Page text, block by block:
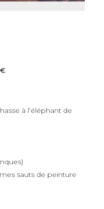
à l’éléphant de
sauts de peinture